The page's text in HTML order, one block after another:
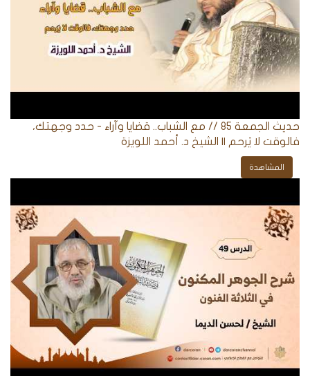
حديث الجمعة 85 // مع الشباب.. قضايا وآراء - حدد وجهتك،
فالوقت لا يَرحم || الشيخ د. أحمد اللويزة
المشاهدة